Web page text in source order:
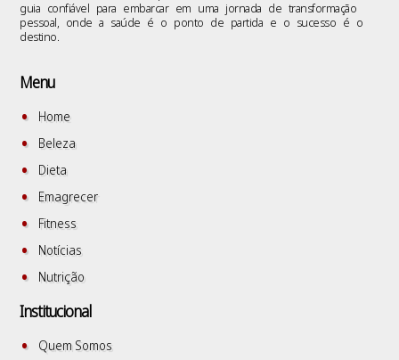
guia confiável para embarcar em uma jornada de transformação
pessoal, onde a saúde é o ponto de partida e o sucesso é o
destino.
Menu
Home
Beleza
Dieta
Emagrecer
Fitness
Notícias
Nutrição
Institucional
Quem Somos